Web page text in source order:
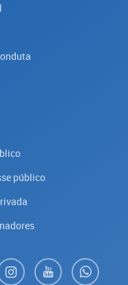
público